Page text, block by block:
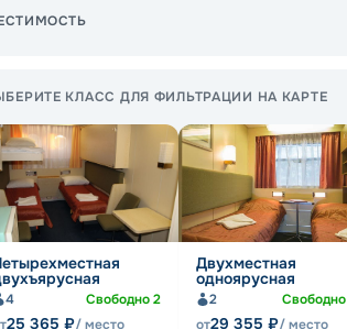
КЛАСС ДЛЯ ФИЛЬТРАЦИИ НА КАРТЕ
4 Свободно2
25 365 ₽/ место
Двухместная
одноярусная
2 Свободно
от29 355 ₽/ место